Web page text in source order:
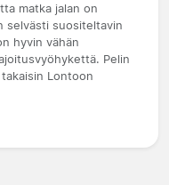
matka jalan on
selvästi suositeltavin
hyvin vähän
Pelin
Lontoon